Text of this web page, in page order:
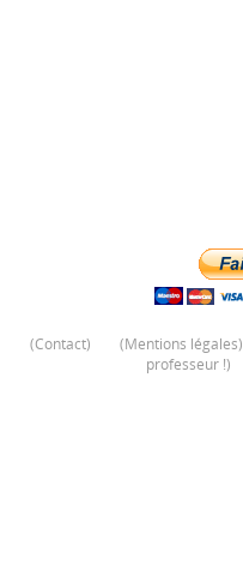
(Contact) (Mentions légales)
professeur !)